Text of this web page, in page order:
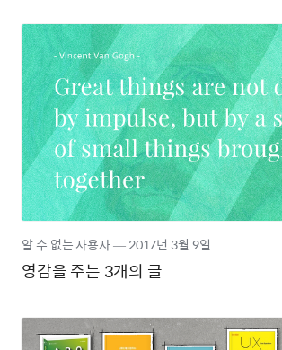
영감을 주는 3개의 글
알 수 없는 사용자―2017년 3월 9일